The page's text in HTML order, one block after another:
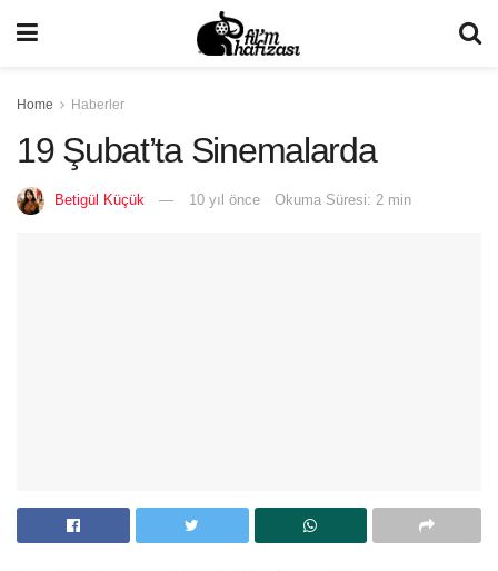
Home Haberler
19 Şubat’ta Sinemalarda
Betigül Küçük 10 yıl önce Okuma Süresi: 2 min